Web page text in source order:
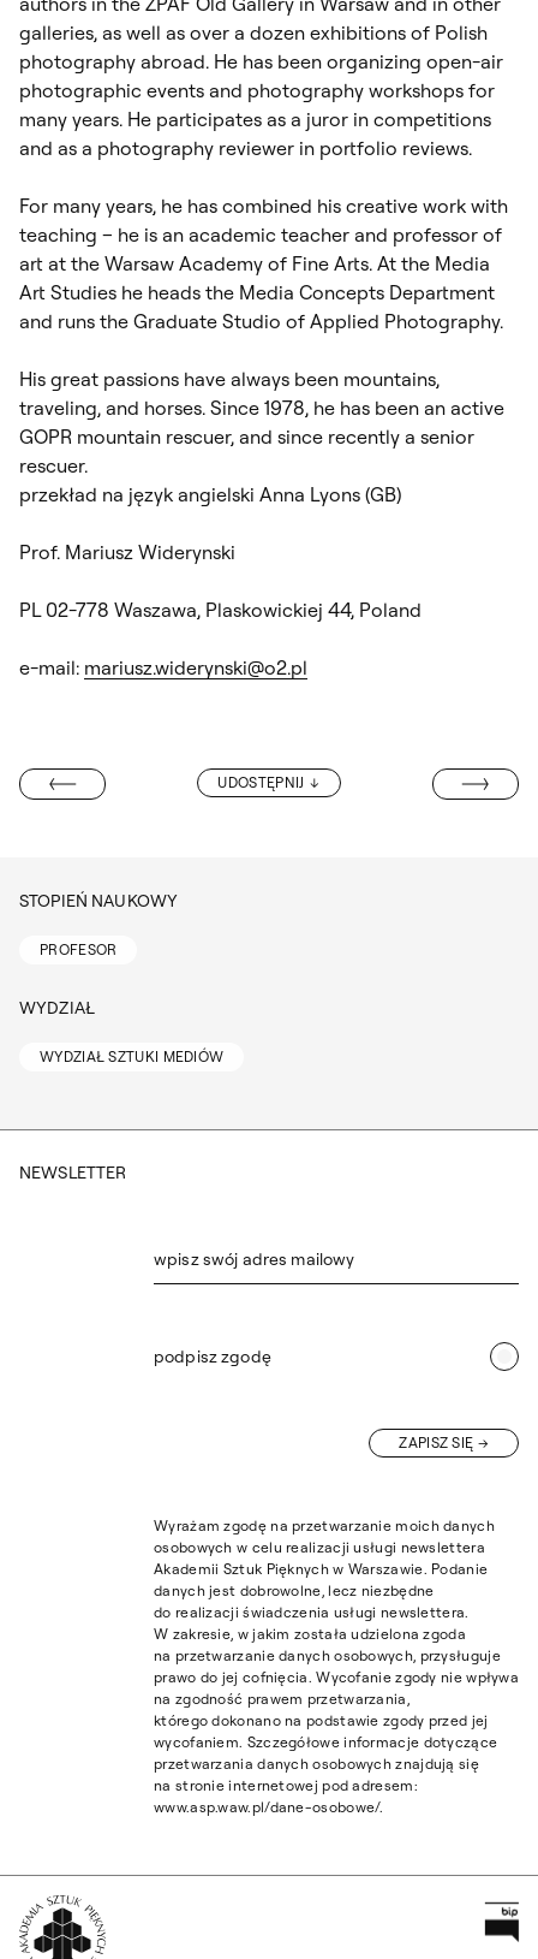
galleries, as well as over a dozen exhibitions of Polish
photography abroad. He has been organizing open-air
photographic events and photography workshops for
many years. He participates as a juror in competitions
and as a photography reviewer in portfolio reviews.
For many years, he has combined his creative work with
teaching – he is an academic teacher and professor of
art at the Warsaw Academy of Fine Arts. At the Media
Art Studies he heads the Media Concepts Department
and runs the Graduate Studio of Applied Photography.
His great passions have always been mountains,
traveling, and horses. Since 1978, he has been an active
GOPR mountain rescuer, and since recently a senior
rescuer.
przekład na język angielski Anna Lyons (GB)
Prof. Mariusz Widerynski
PL 02-778 Waszawa, Plaskowickiej 44, Poland
e-mail: mariusz.widerynski@o2.pl
UDOSTĘPNIJ
HARVARDU
PROF.
STOPIEŃ NAUKOWY
PROFESOR
WYDZIAŁ
WYDZIAŁ SZTUKI MEDIÓW
NEWSLETTER
wpisz swój adres mailowy
podpisz zgodę
ZAPISZ SIĘ
Wyrażam zgodę na przetwarzanie moich danych
osobowych w celu realizacji usługi newslettera
Akademii Sztuk Pięknych w Warszawie. Podanie
danych jest dobrowolne, lecz niezbędne
do realizacji świadczenia usługi newslettera.
W zakresie, w jakim została udzielona zgoda
na przetwarzanie danych osobowych, przysługuje
prawo do jej cofnięcia. Wycofanie zgody nie wpływa
na zgodność prawem przetwarzania,
którego dokonano na podstawie zgody przed jej
wycofaniem. Szczegółowe informacje dotyczące
przetwarzania danych osobowych znajdują się
na stronie internetowej pod adresem:
www.asp.waw.pl/dane-osobowe/.